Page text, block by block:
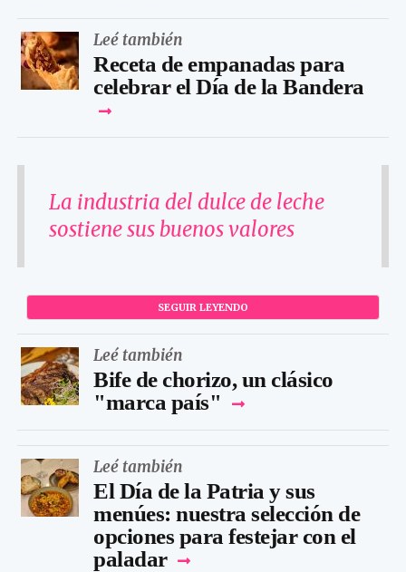
Leé también
Receta de empanadas para
celebrar el Día de la Bandera
La industria del dulce de leche
sostiene sus buenos valores
SEGUIR LEYENDO
Leé también
Bife de chorizo, un clásico
"marca país"
Leé también
El Día de la Patria y sus
menúes: nuestra selección de
opciones para festejar con el
paladar